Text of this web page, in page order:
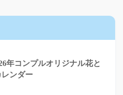
年コンプルオリジナル花と
ンダー